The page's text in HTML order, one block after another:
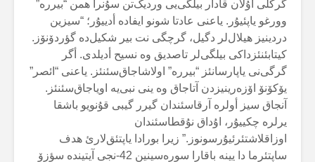
گرکلی اۇلان قادار بیلگی‌یی وردیک‌تن سۇنرا همن “بیررە”
وورغو یاپئیۇر. یاعنی عادتا شونو ایفادە أدییۇر؛ “سیزین
دردینیز هیلال‌لر دگیل، گرچگی نت بیر شکیل‌دە گؤردۆنۆز.
کیتابئنئزداکی بیلگی‌لر تاصدیق وە نسیح أدیلدی. أگر
گرگی‌نی یاپارسانئز “بیررە” اولاشاجاق‌سئنئز. یاعنی “ائصر”
یۆکۆنۆ اۆزەرینیزدن آتاجاق وە ینی نبی‌یە اویاجاق‌سئنئز.
آنجاق سیز أولرە آرقاسئندان گیرر گیبی قۇنویو باشقا
یرلرە چکییۇر، اۇداق نۇقطاسئندان
اوزاقلاشتئرئیۇرسونوز.” زیرا بورادا یاپتئق‌لارئ هدف
ساپتئرما دا یینە باقارا سورەسینین 42-نجی آیتیندە سؤزۆ